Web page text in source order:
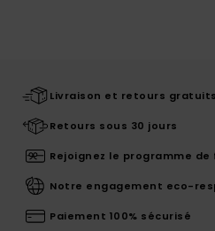
Livraison et retours
Retours sous 30 jours
Rejoignez le programme
Notre engagement eco-
Paiement 100% sécurisé